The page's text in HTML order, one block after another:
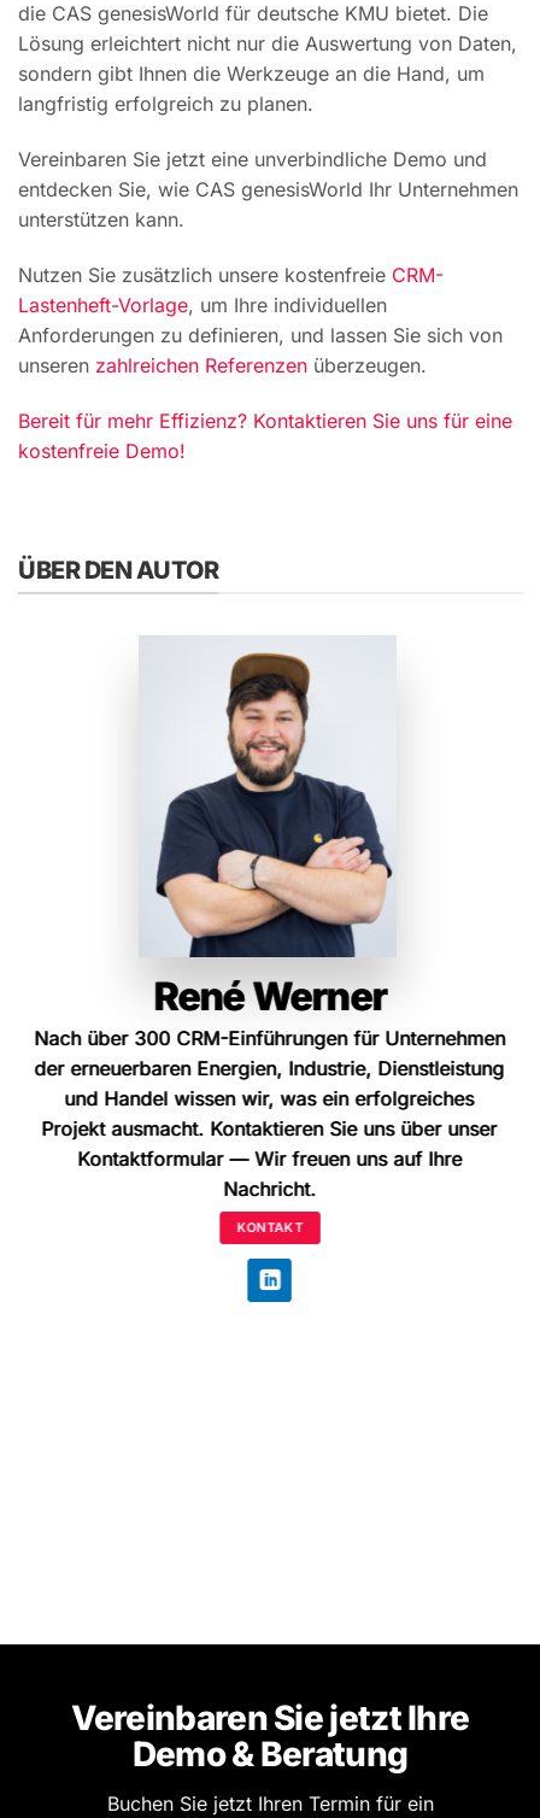
die CAS genesisWorld für deutsche KMU bietet. Die
Lösung erleichtert nicht nur die Auswertung von Daten,
sondern gibt Ihnen die Werkzeuge an die Hand, um
langfristig erfolgreich zu planen.
Vereinbaren Sie jetzt eine unverbindliche Demo und
entdecken Sie, wie CAS genesisWorld Ihr Unternehmen
unterstützen kann.
Nutzen Sie zusätzlich unsere kostenfreie CRM-
Lastenheft-Vorlage, um Ihre individuellen
Anforderungen zu definieren, und lassen Sie sich von
unseren zahlreichen Referenzen überzeugen.
Bereit für mehr Effizienz? Kontaktieren Sie uns für eine
kostenfreie Demo!
ÜBER DEN AUTOR
René Werner
Nach über 300 CRM-Einführungen für Unternehmen
der erneuerbaren Energien, Industrie, Dienstleistung
und Handel wissen wir, was ein erfolgreiches
Projekt ausmacht. Kontaktieren Sie uns über unser
Kontaktformular— Wir freuen uns auf Ihre
Nachricht.
KONTAKT
René Werner
Nach über 300 CRM-Einführungen für Unternehmen
der erneuerbaren Energien, Industrie, Dienstleistung
und Handel wissen wir, was ein erfolgreiches
Projekt ausmacht. Kontaktieren Sie uns über unser
Kontaktformular— Wir freuen uns auf Ihre
Nachricht.
KONTAKT
Vereinbaren Sie jetzt Ihre
Demo & Beratung
Buchen Sie jetzt Ihren Termin für ein